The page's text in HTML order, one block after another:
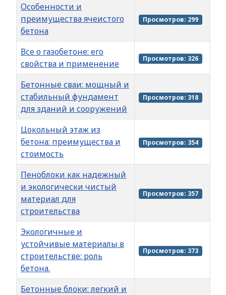
Особенности и
преимущества ячеистого
бетона
Просмотров: 299
Все о газобетоне: его
свойства и применение
Просмотров: 326
Бетонные сваи: мощный и
стабильный фундамент
для зданий и сооружений
Просмотров: 318
Цокольный этаж из
бетона: преимущества и
стоимость
Просмотров: 354
Пеноблоки как надежный
и экологически чистый
материал для
строительства
Просмотров: 357
Экологичные и
устойчивые материалы в
строительстве: роль
бетона.
Просмотров: 373
Бетонные блоки: легкий и